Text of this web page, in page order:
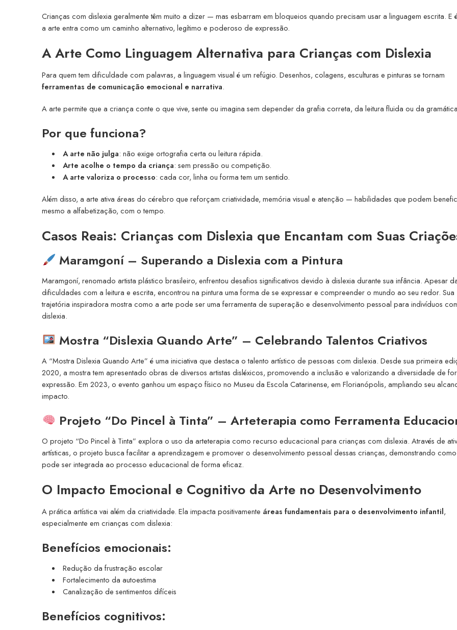
Crianças com dislexia geralmente têm muito a dizer — mas esbarram em bloqueios quando precisam usar a linguagem escrita. E
a arte entra como um caminho alternativo, legítimo e poderoso de expressão.
A Arte Como Linguagem Alternativa para Crianças com Dislexia
Para quem tem dificuldade com palavras, a linguagem visual é um refúgio. Desenhos, colagens, esculturas e pinturas se tornam
ferramentas de comunicação emocional e narrativa.
A arte permite que a criança conte o que vive, sente ou imagina sem depender da grafia correta, da leitura fluida ou da
Por que funciona?
A arte não julga: não exige ortografia certa ou leitura rápida.
Arte acolhe o tempo da criança: sem pressão ou competição.
A arte valoriza o processo: cada cor, linha ou forma tem um sentido.
Além disso, a arte ativa áreas do cérebro que reforçam criatividade, memória visual e atenção — habilidades que podem
mesmo a alfabetização, com o tempo.
Casos Reais: Crianças com Dislexia que Encantam com Suas
Maramgoní – Superando a Dislexia com a Pintura
Maramgoní, renomado artista plástico brasileiro, enfrentou desafios significativos devido à dislexia durante sua infância. Apesar
dificuldades com a leitura e escrita, encontrou na pintura uma forma de se expressar e compreender o mundo ao seu redor. Sua
trajetória inspiradora mostra como a arte pode ser uma ferramenta de superação e desenvolvimento pessoal para indivíduos
dislexia.
Mostra “Dislexia Quando Arte” – Celebrando Talentos Criativos
A “Mostra Dislexia Quando Arte” é uma iniciativa que destaca o talento artístico de pessoas com dislexia. Desde sua primeira
2020, a mostra tem apresentado obras de diversos artistas disléxicos, promovendo a inclusão e valorizando a diversidade de
expressão. Em 2023, o evento ganhou um espaço físico no Museu da Escola Catarinense, em Florianópolis, ampliando seu
impacto.
Projeto “Do Pincel à Tinta” – Arteterapia como Ferramenta
O projeto “Do Pincel à Tinta” explora o uso da arteterapia como recurso educacional para crianças com dislexia. Através de
artísticas, o projeto busca facilitar a aprendizagem e promover o desenvolvimento pessoal dessas crianças, demonstrando
pode ser integrada ao processo educacional de forma eficaz.
O Impacto Emocional e Cognitivo da Arte no Desenvolvimento
A prática artística vai além da criatividade. Ela impacta positivamente áreas fundamentais para o desenvolvimento infantil,
especialmente em crianças com dislexia:
Benefícios emocionais:
Redução da frustração escolar
Fortalecimento da autoestima
Canalização de sentimentos difíceis
Benefícios cognitivos: